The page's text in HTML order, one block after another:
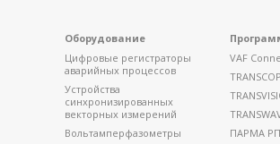
Оборудование
Цифровые регистраторы
аварийных процессов
Устройства
синхронизированных
векторных измерений
Вольтамперфазометры
VAF
ПАРМА